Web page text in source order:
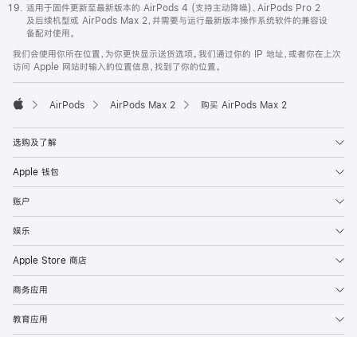
适用于固件更新至最新版本的 AirPods 4 (支持主动降噪)、AirPods Pro 2
及后续机型或 AirPods Max 2，并需要与运行最新版本操作系统软件的兼容设
备配对使用。
我们会使用你所在位置，为你更快显示送货选项。我们通过你的 IP 地址，或者你在上次
访问 Apple 网站时输入的位置信息，找到了你的位置。
AirPods AirPods Max 2 购买 AirPods Max 2
选购及了解
Apple 钱包
账户
娱乐
Apple Store 商店
商务应用
教育应用